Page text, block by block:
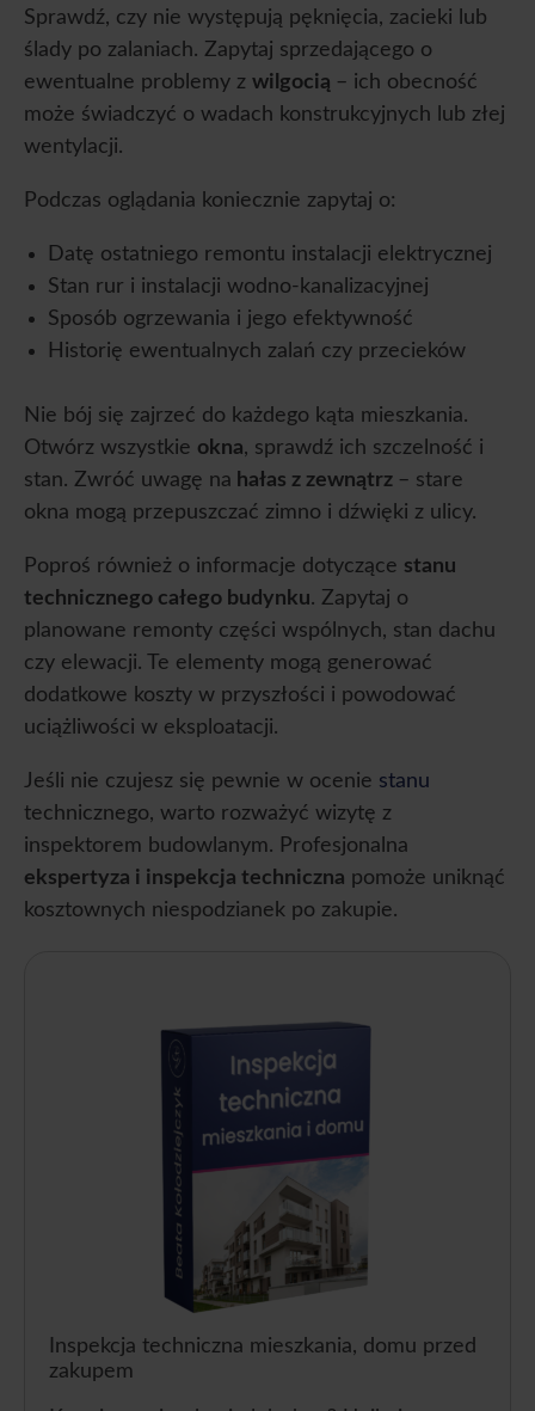
Sprawdź, czy nie występują pęknięcia, zacieki lub
ślady po zalaniach. Zapytaj sprzedającego o
ewentualne problemy z wilgocią – ich obecność
może świadczyć o wadach konstrukcyjnych lub złej
wentylacji.
Podczas oglądania koniecznie zapytaj o:
Datę ostatniego remontu instalacji elektrycznej
Stan rur i instalacji wodno-kanalizacyjnej
Sposób ogrzewania i jego efektywność
Historię ewentualnych zalań czy przecieków
Nie bój się zajrzeć do każdego kąta mieszkania.
Otwórz wszystkie okna, sprawdź ich szczelność i
stan. Zwróć uwagę na hałas z zewnątrz – stare
okna mogą przepuszczać zimno i dźwięki z ulicy.
Poproś również o informacje dotyczące stanu
technicznego całego budynku. Zapytaj o
planowane remonty części wspólnych, stan dachu
czy elewacji. Te elementy mogą generować
dodatkowe koszty w przyszłości i powodować
uciążliwości w eksploatacji.
Jeśli nie czujesz się pewnie w ocenie stanu
technicznego, warto rozważyć wizytę z
inspektorem budowlanym. Profesjonalna
ekspertyza i inspekcja techniczna pomoże uniknąć
kosztownych niespodzianek po zakupie.
Inspekcja techniczna mieszkania, domu przed
zakupem